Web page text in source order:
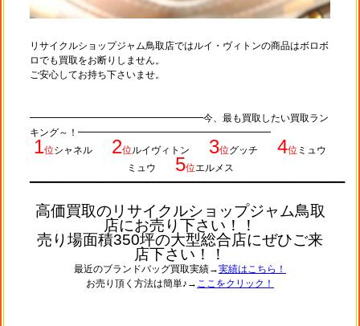
リサイクルショップジャム鳥取店ではルイ・ヴィトンの商品はボロボ
ロでも買取をお断りしません。
ご安心してお持ち下さいませ。
━━━━━━━━━━━━━━━━━━今、最も買取したい買取ラン
キング～！━━━━━━━━━━━━━━━━━━━━
1位シャネル 2位ルイヴィトン 3位グッチ 4位 ミュウ
ミュウ
5位エルメス
━━━━━━━━━━━━━━━━━━━━━━━━━━━━━━━━━━━━━━━━━━━━━━━━━━━━━━━━
高価買取のリサイクルショップジャム鳥取
店にお売り下さい！！
売り場面積350坪の大型総合店にぜひご来
店下さい！！
最近のブランドバッグ買取実績→実績はこちら！
お売り頂く方法は簡単♪→ ここをクリック！